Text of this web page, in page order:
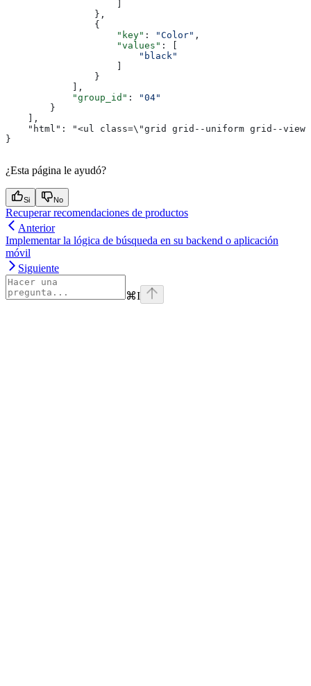
                },
                {
                    "key"
: "Color" ,
                    "values"
: [
                        "black"
                }
            ],
            "group_id"
:
"04"
        }
    ],
"html": "<ul class=\"grid
}
¿Esta página le ayudó?
Si No
Recuperar recomendaciones de productos
Anterior
Implementar la lógica de búsqueda en su backend o aplicación
móvil
Siguiente
⌘I